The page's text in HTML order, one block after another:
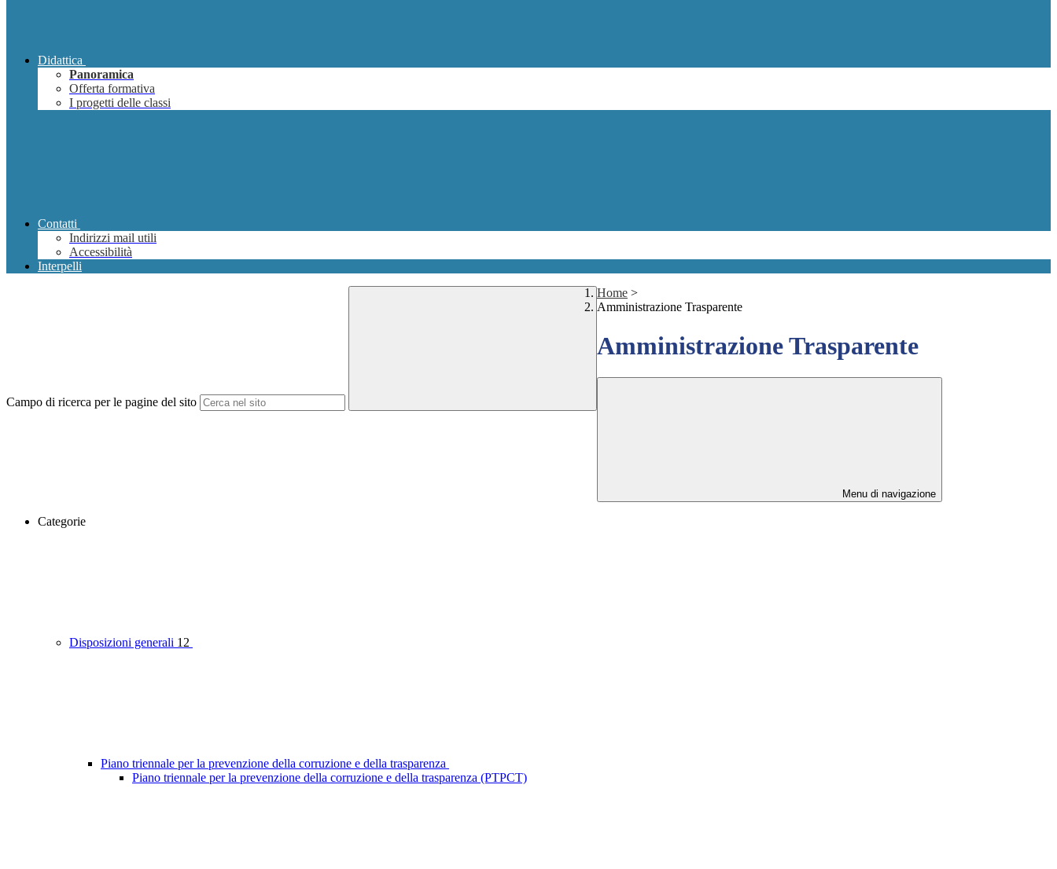
Didattica
Panoramica
Offerta formativa
I progetti delle classi
Contatti
Indirizzi mail utili
Accessibilità
Interpelli
Campo di ricerca per le pagine del sito
Home >
Amministrazione Trasparente
Amministrazione Trasparente
Menu di navigazione
Categorie
Disposizioni generali 12
Piano triennale per la prevenzione della corruzione e della trasparenza
Piano triennale per la prevenzione della corruzione e della trasparenza (PTPCT)